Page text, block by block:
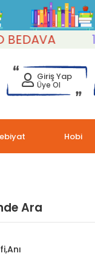
Giriş Yap
Üye Ol
Hobi
Ara